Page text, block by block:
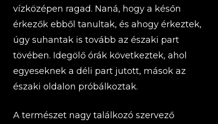
vízközépen ragad. Naná, hogy a későn
érkezők ebből tanultak, és ahogy érkeztek,
úgy suhantak is tovább az északi part
tövében. Idegölő órák következtek, ahol
egyeseknek a déli part jutott, mások az
északi oldalon próbálkoztak.
A természet nagy találkozó szervező